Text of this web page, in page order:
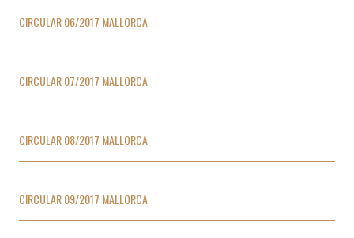
CIRCULAR 06/2017 MALLORCA
CIRCULAR 07/2017 MALLORCA
CIRCULAR 08/2017 MALLORCA
CIRCULAR 09/2017 MALLORCA